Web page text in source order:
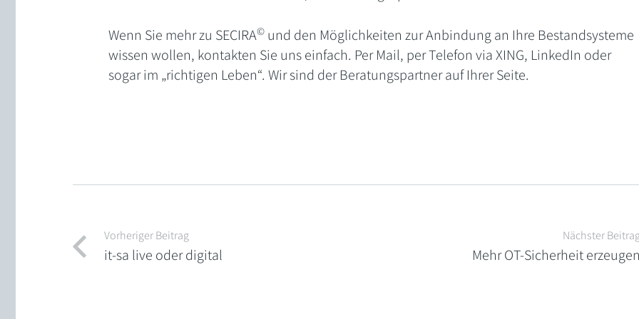
Wenn Sie mehr zu SECIRA© und den Möglichkeiten zur Anbindung an Ihre Bestandsysteme
wissen wollen, kontakten Sie uns einfach. Per Mail, per Telefon via XING, LinkedIn oder
sogar im „richtigen Leben“. Wir sind der Beratungspartner auf Ihrer Seite.
Vorheriger Beitrag
it-sa live oder digital
Nächster
Mehr OT-Sicherheit